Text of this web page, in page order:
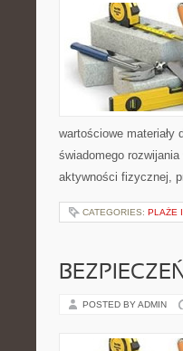
wartościowe
świadomego
aktywności fizycznej,
CATEGORIES: PLAŻE
POSTED BY ADMIN